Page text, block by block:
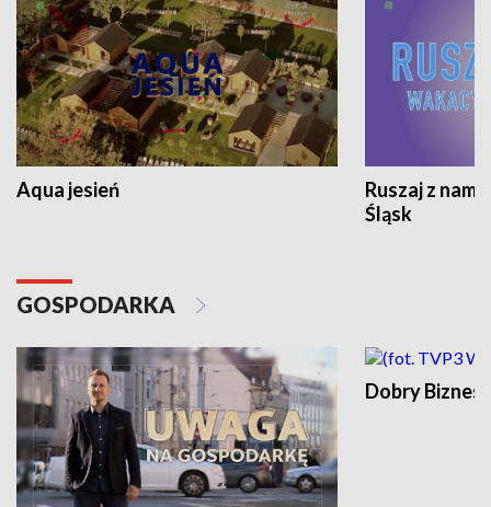
Aqua jesień
Ruszaj z
Śląsk
GOSPODARKA
Dobry Biznes